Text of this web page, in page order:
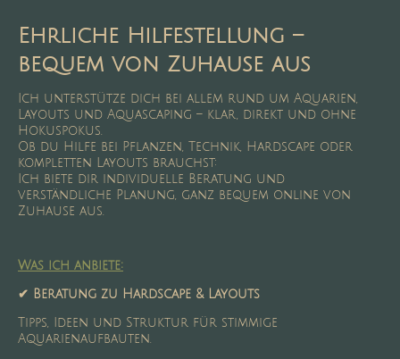
Ehrliche Hilfestellung –
bequem von Zuhause aus
Ich unterstütze dich bei allem rund um Aquarien,
Layouts und Aquascaping – klar, direkt und ohne
Hokuspokus.
Ob du Hilfe bei Pflanzen, Technik, Hardscape oder
kompletten Layouts brauchst:
Ich biete dir individuelle Beratung und
verständliche Planung, ganz bequem online von
Zuhause aus.
Was ich anbiete:
✔ Beratung zu Hardscape & Layouts
Tipps, Ideen und Struktur für stimmige
Aquarienaufbauten.